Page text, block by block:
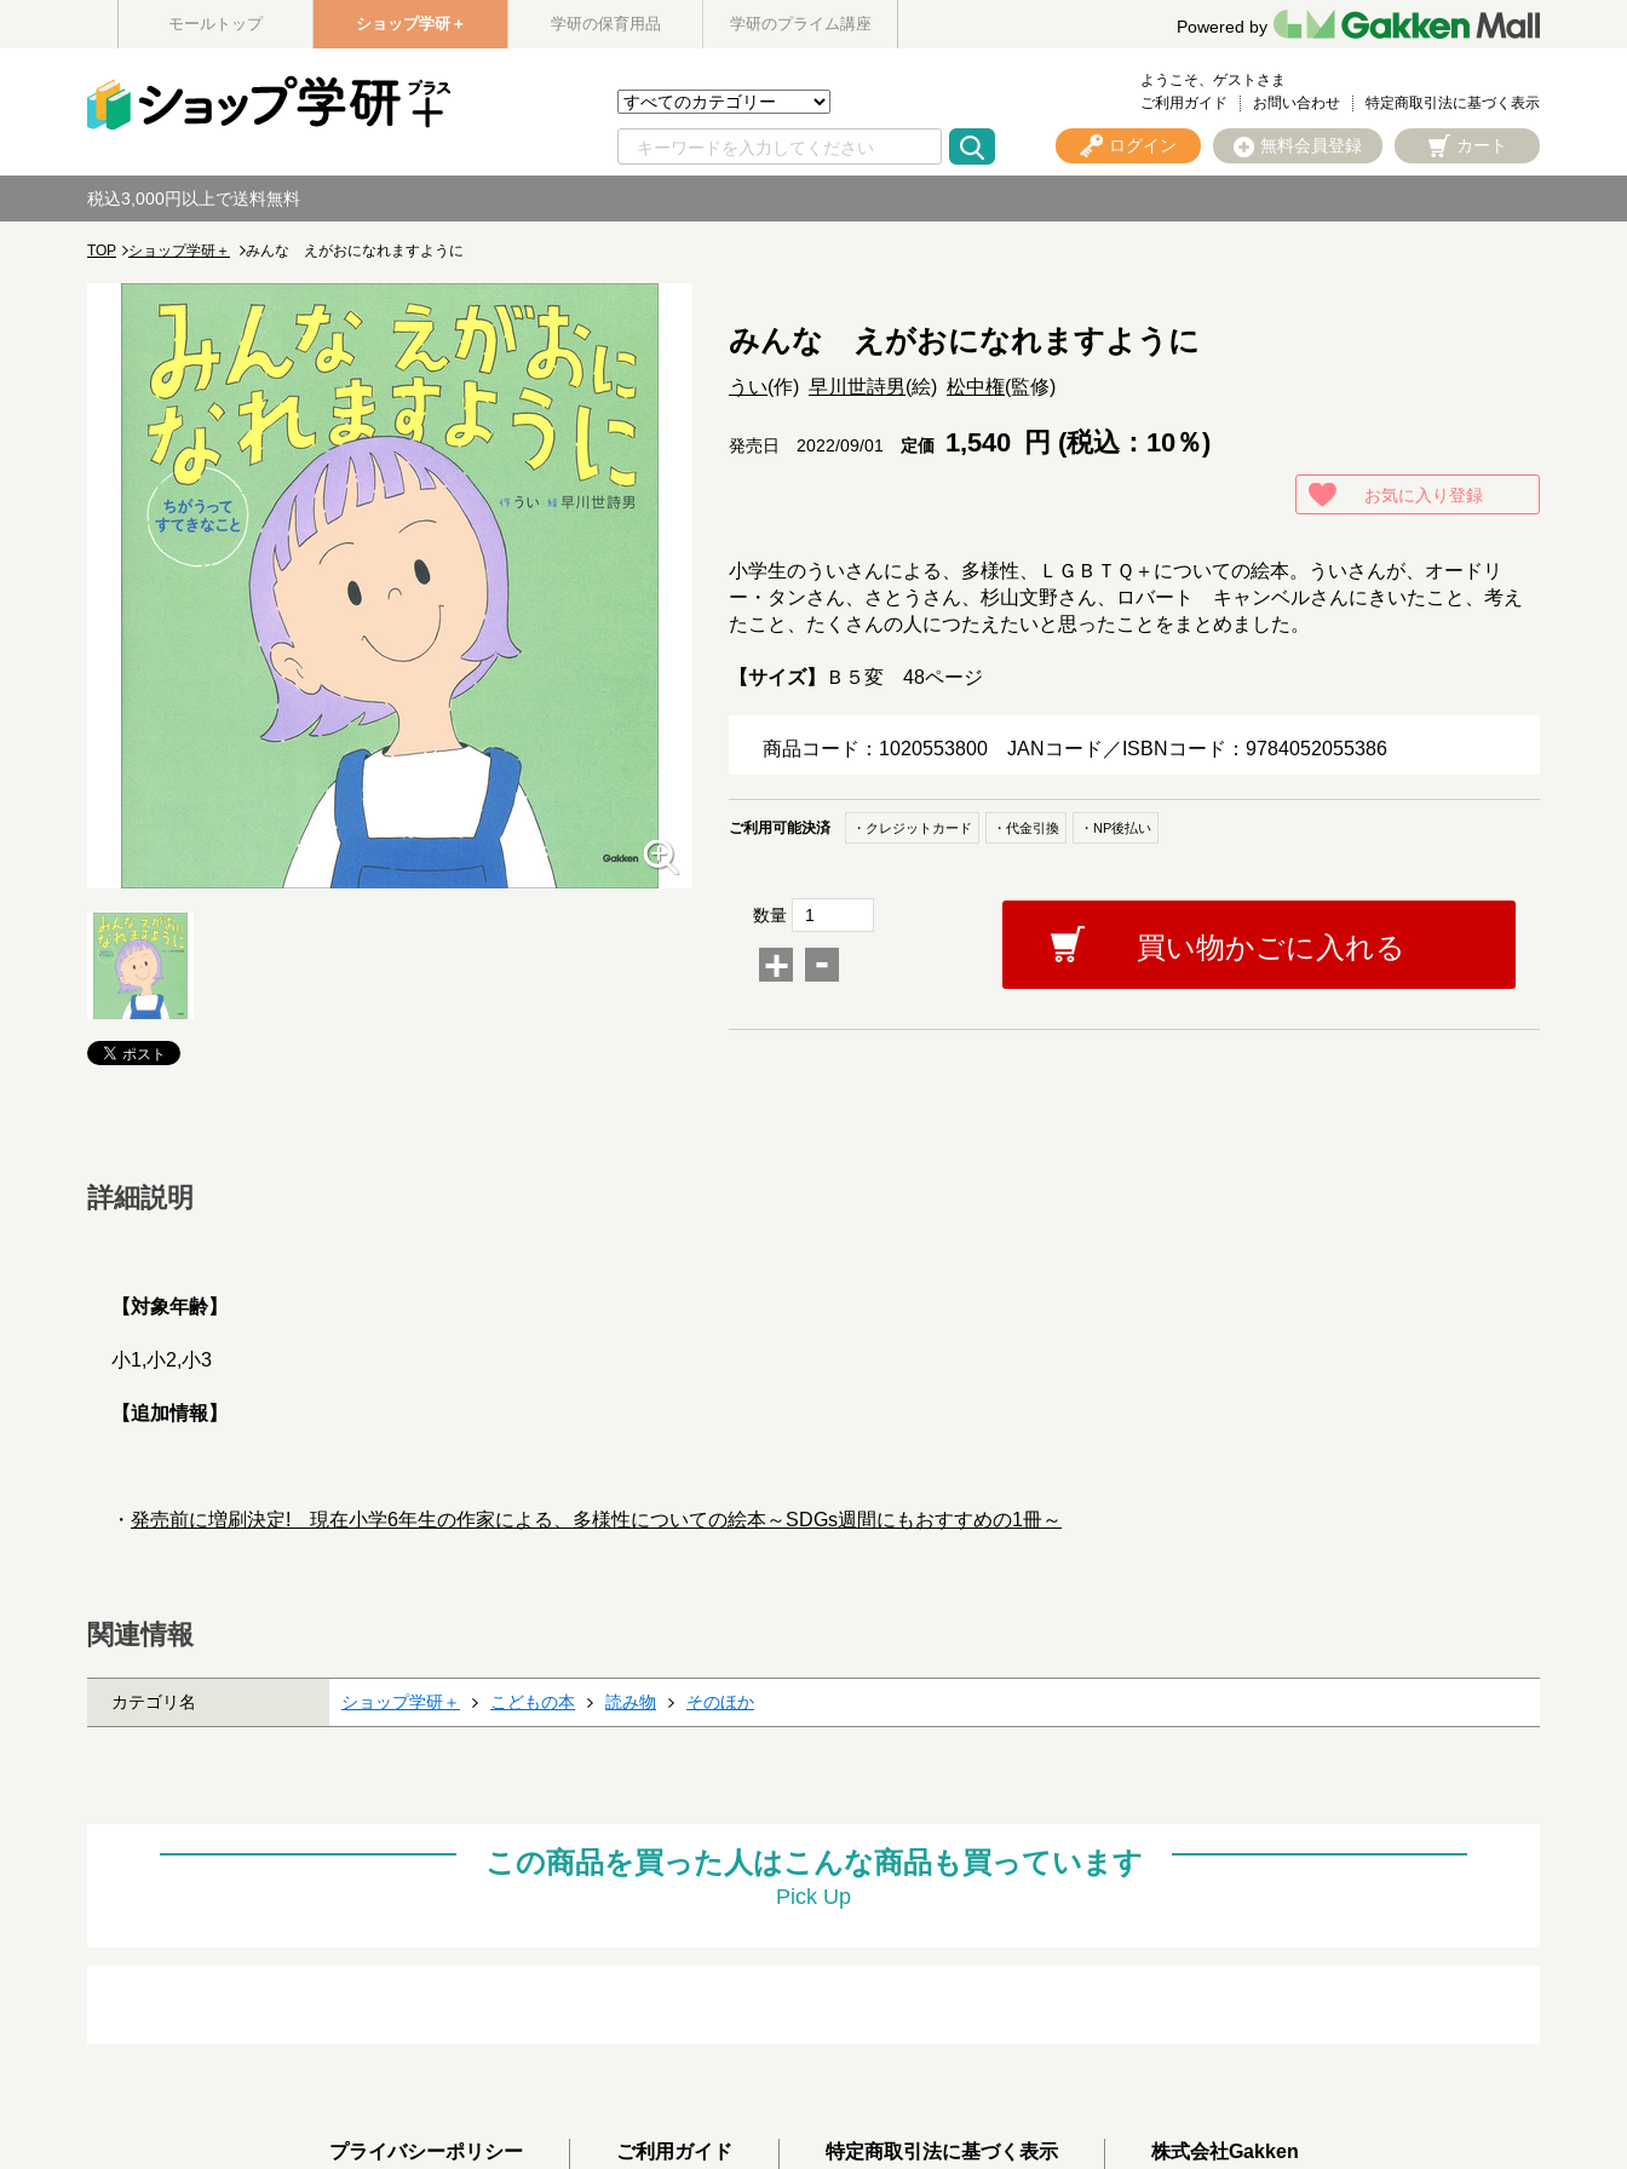
モールトップ ショップ学研＋ 学研の保育用品 学研のプライム講座 Powered by
ようこそ、ゲストさま
ご利用ガイド
お問い合わせ 特定商取引法に基づく表示
ログイン 無料会員登録 カート
税込3,000円以上で送料無料
TOP ショップ学研＋ みんな えがおになれますように
みんな えがおになれますように
うい(作) 早川世詩男(絵) 松中権(監修)
発売日 2022/09/01 定価 1,540 円 (税込：10％)
お気に入り登録
小学生のういさんによる、多様性、ＬＧＢＴＱ＋についての絵本。ういさんが、オードリ
ー・タンさん、さとうさん、杉山文野さん、ロバート キャンベルさんにきいたこと、考え
たこと、たくさんの人につたえたいと思ったことをまとめました。
【サイズ】 Ｂ５変 48ページ
商品コード：1020553800 JANコード／ISBNコード：9784052055386
ご利用可能決済 ・クレジットカード ・代金引換 ・NP後払い
数量
+ - 買い物かごに入れる
詳細説明
【対象年齢】
小1,小2,小3
【追加情報】
・ 発売前に増刷決定! 現在小学6年生の作家による、多様性についての絵本～SDGs週間にもおすすめの1冊～
関連情報
カテゴリ名 ショップ学研＋ こどもの本 読み物 そのほか
この商品を買った人はこんな商品も買っています
Pick Up
プライバシーポリシー ご利用ガイド 特定商取引法に基づく表示 株式会社Gakken